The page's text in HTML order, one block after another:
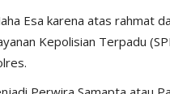
Esa karena atas rahmat
Kepolisian Terpadu